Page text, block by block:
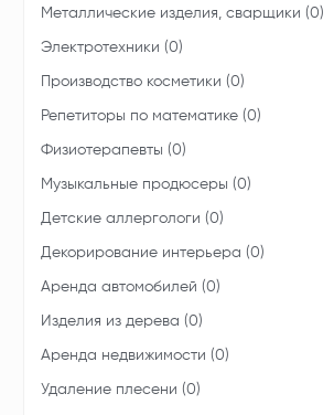
Металлические изделия, сварщики (0)
Электротехники (0)
Производство косметики (0)
Репетиторы по математике (0)
Физиотерапевты (0)
Музыкальные продюсеры (0)
Детские аллергологи (0)
Декорирование интерьера (0)
Аренда автомобилей (0)
Изделия из дерева (0)
Аренда недвижимости (0)
Удаление плесени (0)